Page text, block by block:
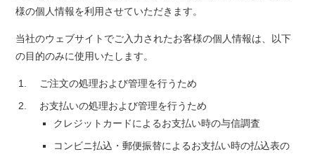
様の個人情報を利用させていただきます。
当社のウェブサイトでご入力されたお客様の個人情報は、以下
の目的のみに使用いたします。
ご注文の処理および管理を行うため
お支払いの処理および管理を行うため
クレジットカードによるお支払い時の与信調査
コンビニ払込・郵便振替によるお支払い時の払込表の